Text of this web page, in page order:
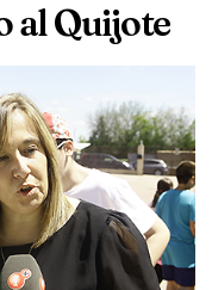
al Quijote